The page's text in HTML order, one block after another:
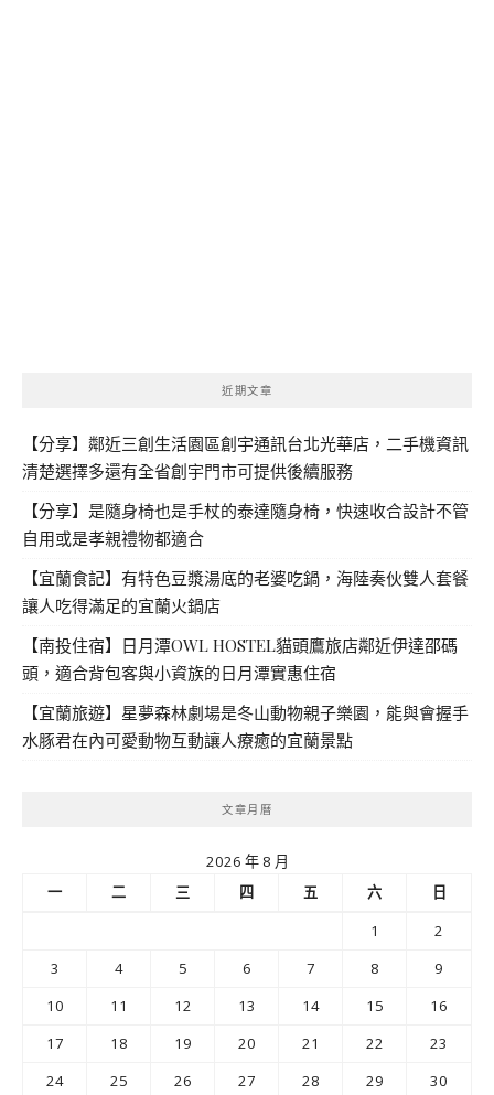
近期文章
【分享】鄰近三創生活園區創宇通訊台北光華店，二手機資訊
清楚選擇多還有全省創宇門市可提供後續服務
【分享】是隨身椅也是手杖的泰達隨身椅，快速收合設計不管
自用或是孝親禮物都適合
【宜蘭食記】有特色豆漿湯底的老婆吃鍋，海陸奏伙雙人套餐
讓人吃得滿足的宜蘭火鍋店
【南投住宿】日月潭OWL HOSTEL貓頭鷹旅店鄰近伊達邵碼
頭，適合背包客與小資族的日月潭實惠住宿
【宜蘭旅遊】星夢森林劇場是冬山動物親子樂園，能與會握手
水豚君在內可愛動物互動讓人療癒的宜蘭景點
文章月曆
2026 年 8 月
一
二 三 四 五 六
日
1
2
3
4 5 6 7 8
9
10
11 12 13 14 15
16
17
18 19 20 21 22
23
24
25 26 27 28 29
30